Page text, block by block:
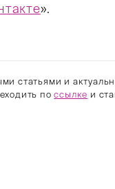
».
статьями и
поссылке и